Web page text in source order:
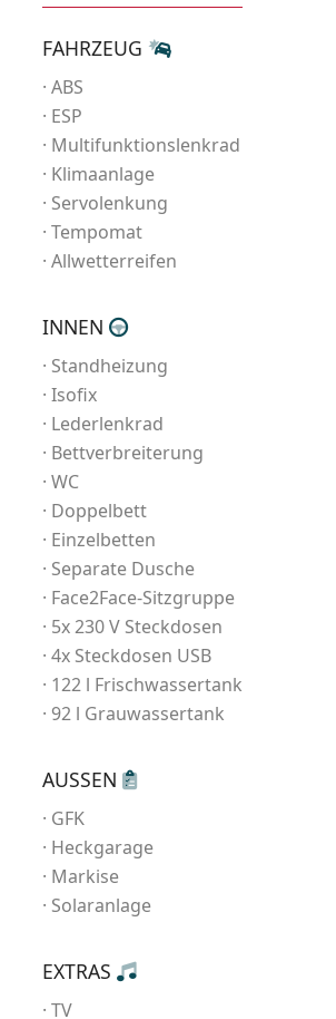
FAHRZEUG
ABS
ESP
Multifunktionslenkrad
Klimaanlage
Servolenkung
Tempomat
Allwetterreifen
INNEN
Standheizung
Isofix
Lederlenkrad
Bettverbreiterung
WC
Doppelbett
Einzelbetten
Separate Dusche
Face2Face-Sitzgruppe
5x 230 V Steckdosen
4x Steckdosen USB
122 l Frischwassertank
92 l Grauwassertank
AUSSEN
GFK
Heckgarage
Markise
Solaranlage
EXTRAS
TV